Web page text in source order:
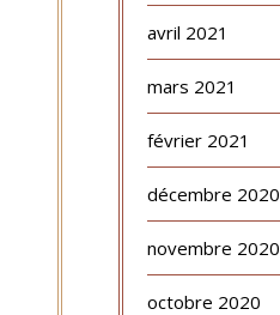
avril 2021
mars 2021
février 2021
décembre 2020
novembre 2020
octobre 2020